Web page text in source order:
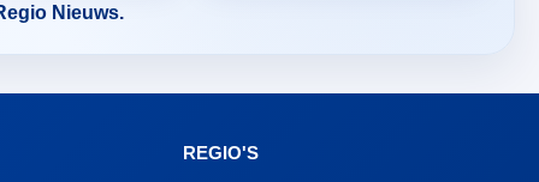
Nieuws.
REGIO'S